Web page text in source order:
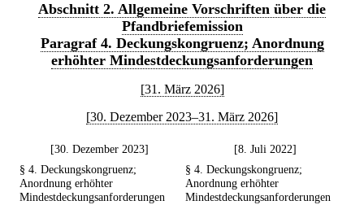
Abschnitt 2. Allgemeine Vorschriften über die
Pfandbriefemission
Paragraf 4. Deckungskongruenz; Anordnung
erhöhter Mindestdeckungsanforderungen
[31. März 2026]
[30. Dezember 2023–31. März 2026]
[30. Dezember 2023]
[8. Juli 2022]
§ 4. Deckungskongruenz;
Anordnung erhöhter
Mindestdeckungsanforderungen
§ 4. Deckungskongruenz;
Anordnung erhöhter
Mindestdeckungsanforderungen